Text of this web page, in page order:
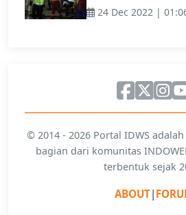
24 Dec 2022 |
© 2014 - 2026 Portal IDWS
bagian dari komunitas
terbentuk sejak
ABOUT|